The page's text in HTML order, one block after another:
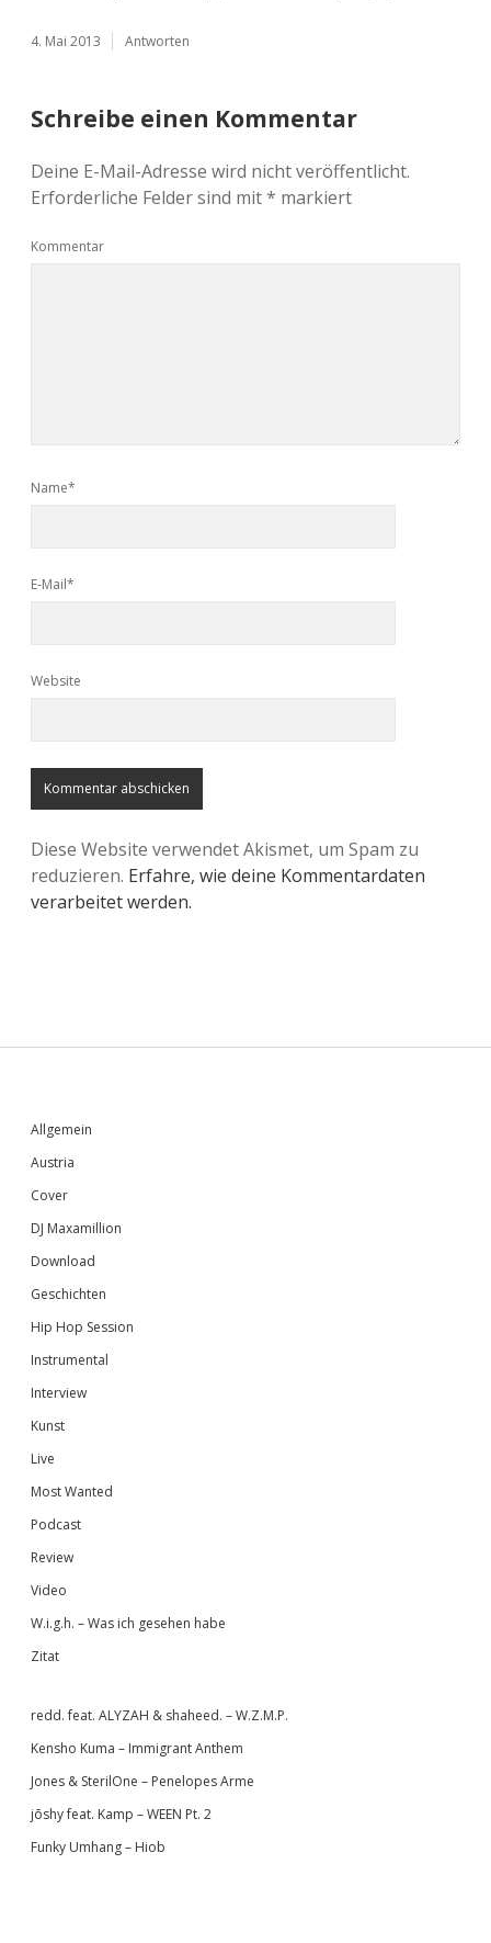
4. Mai 2013 Antworten
Schreibe einen Kommentar
Deine E-Mail-Adresse wird nicht veröffentlicht.
Erforderliche Felder sind mit* markiert
Kommentar
Name*
E-Mail*
Website
Diese Website verwendet Akismet, um Spam zu
reduzieren. Erfahre, wie deine Kommentardaten
verarbeitet werden.
Sidebar
Allgemein
Austria
Cover
DJ Maxamillion
Download
Geschichten
Hip Hop Session
Instrumental
Interview
Kunst
Live
Most Wanted
Podcast
Review
Video
W.i.g.h. – Was ich gesehen habe
Zitat
redd. feat. ALYZAH & shaheed. – W.Z.M.P.
Kensho Kuma – Immigrant Anthem
Jones & SterilOne – Penelopes Arme
jōshy feat. Kamp – WEEN Pt. 2
Funky Umhang – Hiob